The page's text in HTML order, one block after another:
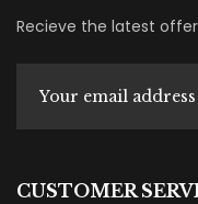
Recieve the latest
CUSTOMER